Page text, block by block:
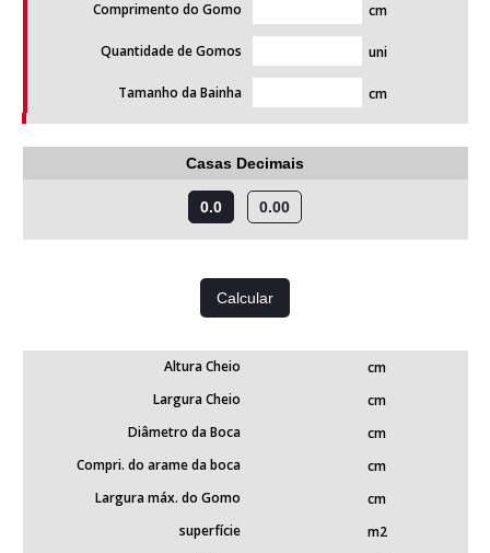
Comprimento do Gomo cm
Quantidade de Gomos uni
Tamanho da Bainha cm
Casas Decimais
0.0 0.00
Altura Cheio
cm
Largura Cheio
cm
Diâmetro da Boca
cm
Compri. do arame da boca
cm
Largura máx. do Gomo
cm
superfície
m2